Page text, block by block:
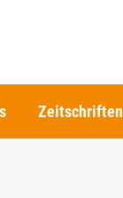
Zeitschriften